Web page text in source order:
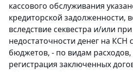
кассового обслуживания
кредиторской задолженности,
вследствие секвестра и/или
недостаточности денег на КСН
бюджетов, - по видам
регистрация заключенных